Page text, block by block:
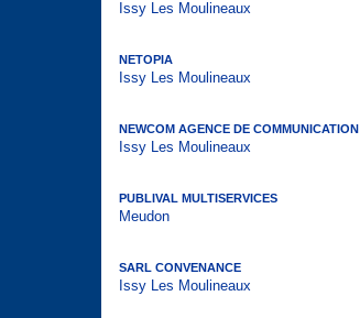
Issy Les Moulineaux
NETOPIA
Issy Les Moulineaux
NEWCOM AGENCE DE COMMUNICATION
Issy Les Moulineaux
PUBLIVAL MULTISERVICES
Meudon
SARL CONVENANCE
Issy Les Moulineaux